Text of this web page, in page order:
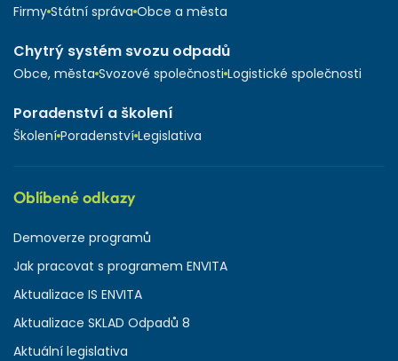
Firmy Státní správa Obce a města
Chytrý systém svozu odpadů
Obce, města Svozové společnosti Logistické společnosti
Poradenství a školení
Školení Poradenství Legislativa
Oblíbené odkazy
Demoverze programů
Jak pracovat s programem ENVITA
Aktualizace IS ENVITA
Aktualizace SKLAD Odpadů 8
Aktuální legislativa